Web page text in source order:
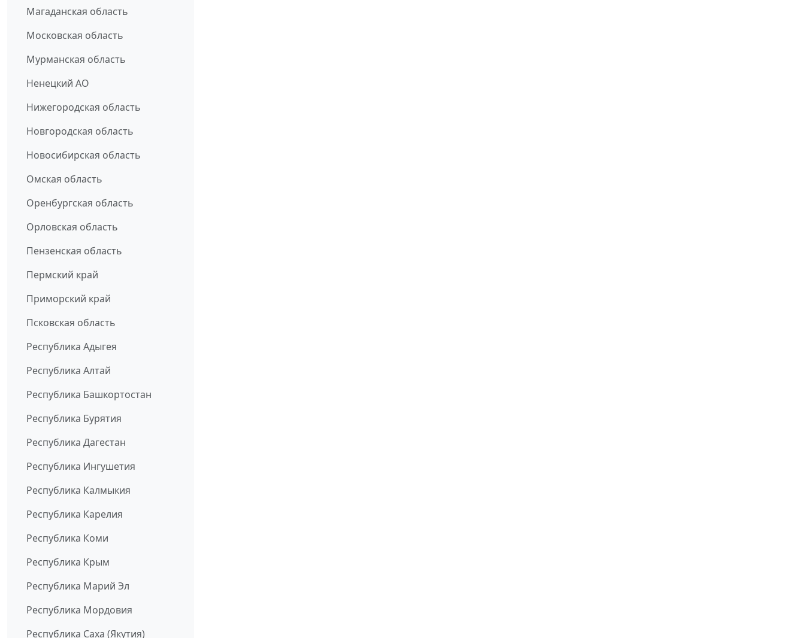
Магаданская область
Московская область
Мурманская область
Ненецкий АО
Нижегородская область
Новгородская область
Новосибирская область
Омская область
Оренбургская область
Орловская область
Пензенская область
Пермский край
Приморский край
Псковская область
Республика Адыгея
Республика Алтай
Республика Башкортостан
Республика Бурятия
Республика Дагестан
Республика Ингушетия
Республика Калмыкия
Республика Карелия
Республика Коми
Республика Крым
Республика Марий Эл
Республика Мордовия
Республика Саха (Якутия)